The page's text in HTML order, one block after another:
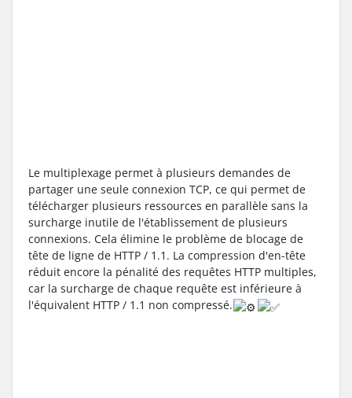
Le multiplexage permet à plusieurs demandes de
partager une seule connexion TCP, ce qui permet de
télécharger plusieurs ressources en parallèle sans la
surcharge inutile de l'établissement de plusieurs
connexions. Cela élimine le problème de blocage de
tête de ligne de HTTP / 1.1. La compression d'en-tête
réduit encore la pénalité des requêtes HTTP multiples,
car la surcharge de chaque requête est inférieure à
l'équivalent HTTP / 1.1 non compressé.